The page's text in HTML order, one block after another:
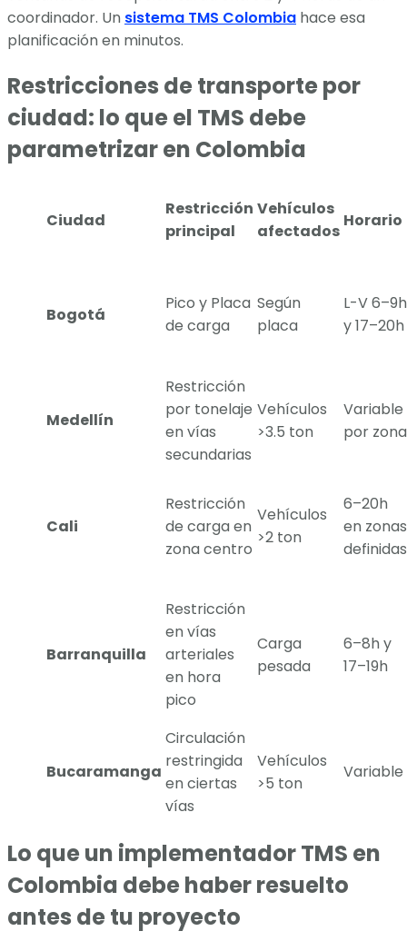
coordinador. Un sistema TMS Colombia hace esa
planificación en minutos.
Restricciones de transporte por
ciudad: lo que el TMS debe
parametrizar en Colombia
Ciudad
Restricción
principal
Vehículos
afectados
Horario
Bogotá
Pico y Placa
de carga
Según
placa
L-V 6–9h
y 17–20h
Medellín
Restricción
por tonelaje
en vías
secundarias
Vehículos
>3.5 ton
Variable
por zona
Cali
Restricción
de carga en
zona centro
Vehículos
>2 ton
6–20h
en zonas
definidas
Barranquilla
Restricción
en vías
arteriales
en hora
pico
Carga
pesada
6–8h y
17–19h
Bucaramanga
Circulación
restringida
en ciertas
vías
Vehículos
>5 ton
Variable
Lo que un implementador TMS en
Colombia debe haber resuelto
antes de tu proyecto